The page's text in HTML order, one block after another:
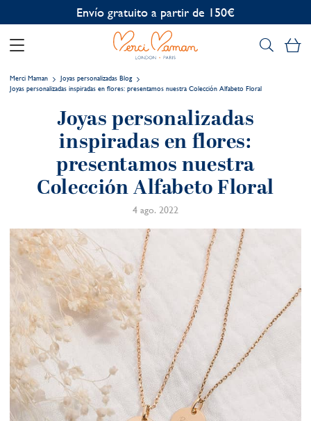
Personalización gratuita
Merci Maman
Joyas personalizadas Blog
Joyas personalizadas inspiradas en flores: presentamos nuestra Colección Alfabeto Floral
Joyas personalizadas
inspiradas en flores:
presentamos nuestra
Colección Alfabeto Floral
4 ago. 2022